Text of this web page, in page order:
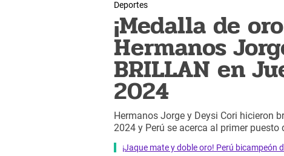
Deportes
¡Medalla de
Hermanos
BRILLAN en
2024
Hermanos Jorge y Deysi Cori hicieron
2024 y Perú se acerca al primer puesto
¡Jaque mate y doble oro! Perú bicampeón